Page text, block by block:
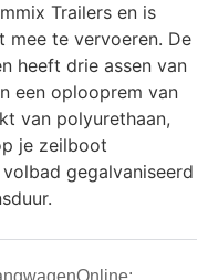
Trailers en is
te vervoeren. De
heeft drie assen van
een oplooprem van
van polyurethaan,
je zeilboot
gegalvaniseerd